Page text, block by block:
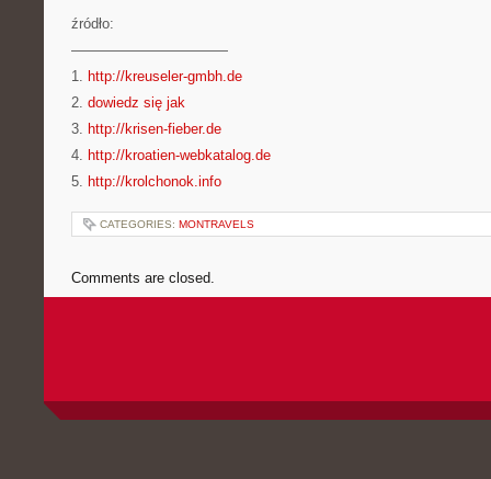
źródło:
———————————
1. http://kreuseler-gmbh.de
2. dowiedz się jak
3. http://krisen-fieber.de
4. http://kroatien-webkatalog.de
5. http://krolchonok.info
CATEGORIES: MONTRAVELS
Comments are closed.